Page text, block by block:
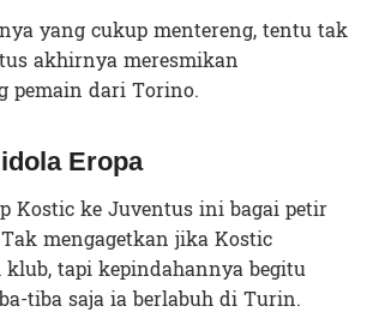
yang cukup mentereng, tentu tak
akhirnya meresmikan
pemain dari Torino.
Eropa
Kostic ke Juventus ini bagai petir
mengagetkan jika Kostic
tapi kepindahannya begitu
tiba saja ia berlabuh di Turin.